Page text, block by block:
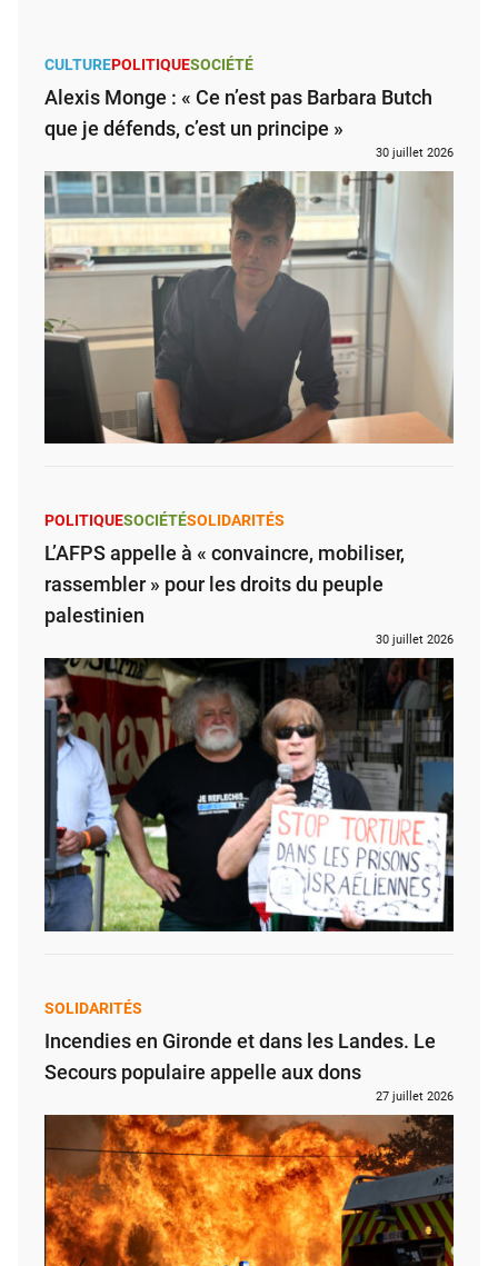
CULTUREPOLITIQUESOCIÉTÉ
Alexis Monge : « Ce n’est pas Barbara Butch
que je défends, c’est un principe »
30 juillet 2026
POLITIQUESOCIÉTÉSOLIDARITÉS
L’AFPS appelle à « convaincre, mobiliser,
rassembler » pour les droits du peuple
palestinien
30 juillet 2026
SOLIDARITÉS
Incendies en Gironde et dans les Landes. Le
Secours populaire appelle aux dons
27 juillet 2026